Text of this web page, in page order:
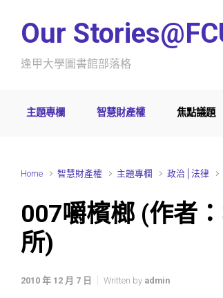
Our
逢甲大學圖書館部落格
主題專欄 智慧財產權 焦點議題
Home 智慧財產權 主題專欄 政治│法律
007嚼檳榔 (作者
所)
2010 年 12 月 7 日 Written by admin